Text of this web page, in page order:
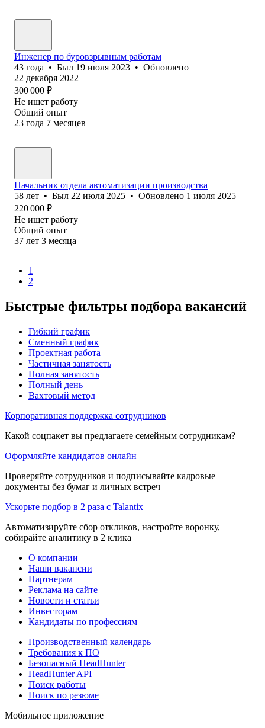
Инженер по буровзрывным работам
43 года • Был 19 июля 2023 • Обновлено
22 декабря 2022
300 000 ₽
Не ищет работу
Общий опыт
23 года 7 месяцев
Начальник отдела автоматизации производства
58 лет • Был 22 июля 2025 • Обновлено 1 июля 2025
220 000 ₽
Не ищет работу
Общий опыт
37 лет 3 месяца
1
2
Быстрые фильтры подбора вакансий
Гибкий график
Сменный график
Проектная работа
Частичная занятость
Полная занятость
Полный день
Вахтовый метод
Корпоративная поддержка сотрудников
Какой соцпакет вы предлагаете семейным сотрудникам?
Оформляйте кандидатов онлайн
Проверяйте сотрудников и подписывайте кадровые
документы без бумаг и личных встреч
Ускорьте подбор в 2 раза с Talantix
Автоматизируйте сбор откликов, настройте воронку,
собирайте аналитику в 2 клика
О компании
Наши вакансии
Партнерам
Реклама на сайте
Новости и статьи
Инвесторам
Кандидаты по профессиям
Производственный календарь
Требования к ПО
Безопасный HeadHunter
HeadHunter API
Поиск работы
Поиск по резюме
Мобильное приложение